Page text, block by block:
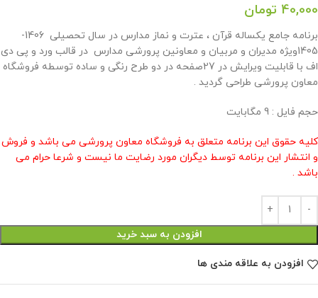
40,000 تومان
برنامه جامع یکساله قرآن ، عترت و نماز مدارس در سال تحصیلی 1406-
1405ویژه مدیران و مربیان و معاونین پرورشی مدارس در قالب ورد و پی دی
اف با قابلیت ویرایش در 27صفحه در دو طرح رنگی و ساده توسطه فروشگاه
معاون پرورشی طراحی گردید .
حجم فايل : 9 مگابايت
کلیه حقوق این برنامه متعلق به فروشگاه معاون پرورشی می باشد و فروش
و انتشار این برنامه توسط دیگران مورد رضایت ما نیست و شرعا حرام می
باشد .
افزودن به سبد خرید
افزودن به علاقه مندی ها